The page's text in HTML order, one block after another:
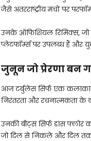
जैसे अंतरराष्ट्रीय मंचों पर
उनके ऑफिशियल रिमिक्स, जो
प्लेटफॉर्म्स पर उपलब्ध हैं और
जुनून जो प्रेरणा बन
आज टर्बुलेंस सिर्फ एक
निरंतरता और रचनात्मकता के
उनकी बीट्स सिर्फ डांस फ्लोर
जो दिल से निकले और दिल